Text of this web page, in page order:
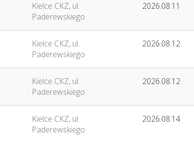
Kielce CKZ, ul.
Paderewskiego
2026.08.11
Kielce CKZ, ul.
Paderewskiego
2026.08.12
Kielce CKZ, ul.
Paderewskiego
2026.08.12
Kielce CKZ, ul.
Paderewskiego
2026.08.14